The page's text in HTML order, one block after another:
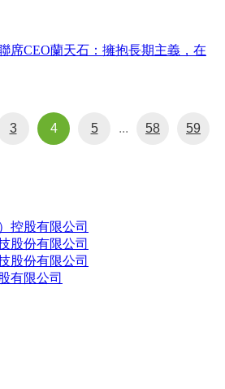
席CEO蘭天石：擁抱長期主義，在
3 4 5 ... 58 59
控股有限公司
股份有限公司
股份有限公司
有限公司